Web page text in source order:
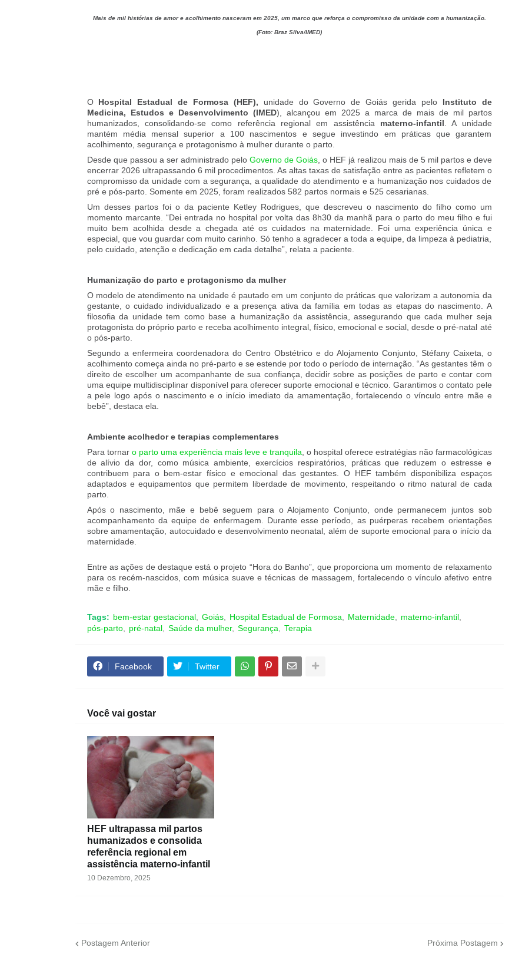
Mais de mil histórias de amor e acolhimento nasceram em 2025, um marco que reforça o compromisso da unidade com a humanização.
(Foto: Braz Silva/IMED)
O Hospital Estadual de Formosa (HEF), unidade do Governo de Goiás gerida pelo Instituto de
Medicina, Estudos e Desenvolvimento (IMED), alcançou em 2025 a marca de mais de mil partos
humanizados, consolidando-se como referência regional em assistência materno-infantil . A unidade
mantém média mensal superior a 100 nascimentos e segue investindo em práticas que garantem
acolhimento, segurança e protagonismo à mulher durante o parto.
Desde que passou a ser administrado pelo Governo de Goiás, o HEF já realizou mais de 5 mil partos e deve
encerrar 2026 ultrapassando 6 mil procedimentos. As altas taxas de satisfação entre as pacientes refletem o
compromisso da unidade com a segurança, a qualidade do atendimento e a humanização nos cuidados de
pré e pós-parto. Somente em 2025, foram realizados 582 partos normais e 525 cesarianas.
Um desses partos foi o da paciente Ketley Rodrigues, que descreveu o nascimento do filho como um
momento marcante. “Dei entrada no hospital por volta das 8h30 da manhã para o parto do meu filho e fui
muito bem acolhida desde a chegada até os cuidados na maternidade. Foi uma experiência única e
especial, que vou guardar com muito carinho. Só tenho a agradecer a toda a equipe, da limpeza à pediatria,
pelo cuidado, atenção e dedicação em cada detalhe”, relata a paciente.
Humanização do parto e protagonismo da mulher
O modelo de atendimento na unidade é pautado em um conjunto de práticas que valorizam a autonomia da
gestante, o cuidado individualizado e a presença ativa da família em todas as etapas do nascimento. A
filosofia da unidade tem como base a humanização da assistência, assegurando que cada mulher seja
protagonista do próprio parto e receba acolhimento integral, físico, emocional e social, desde o pré-natal até
o pós-parto.
Segundo a enfermeira coordenadora do Centro Obstétrico e do Alojamento Conjunto, Stéfany Caixeta, o
acolhimento começa ainda no pré-parto e se estende por todo o período de internação. “As gestantes têm o
direito de escolher um acompanhante de sua confiança, decidir sobre as posições de parto e contar com
uma equipe multidisciplinar disponível para oferecer suporte emocional e técnico. Garantimos o contato pele
a pele logo após o nascimento e o início imediato da amamentação, fortalecendo o vínculo entre mãe e
bebê”, destaca ela.
Ambiente acolhedor e terapias complementares
Para tornar o parto uma experiência mais leve e tranquila , o hospital oferece estratégias não farmacológicas
de alívio da dor, como música ambiente, exercícios respiratórios, práticas que reduzem o estresse e
contribuem para o bem-estar físico e emocional das gestantes. O HEF também disponibiliza espaços
adaptados e equipamentos que permitem liberdade de movimento, respeitando o ritmo natural de cada
parto.
Após o nascimento, mãe e bebê seguem para o Alojamento Conjunto, onde permanecem juntos sob
acompanhamento da equipe de enfermagem. Durante esse período, as puérperas recebem orientações
sobre amamentação, autocuidado e desenvolvimento neonatal, além de suporte emocional para o início da
maternidade.
Entre as ações de destaque está o projeto “Hora do Banho”, que proporciona um momento de relaxamento
para os recém-nascidos, com música suave e técnicas de massagem, fortalecendo o vínculo afetivo entre
mãe e filho.
Tags: bem-estar gestacional Goiás Hospital Estadual de Formosa Maternidade
materno-infantil
pós-parto
pré-natal Saúde da mulher Segurança Terapia
Facebook Twitter
Você vai gostar
HEF ultrapassa mil partos
humanizados e consolida
referência regional em
assistência materno-infantil
10 Dezembro, 2025
Postagem Anterior Próxima Postagem